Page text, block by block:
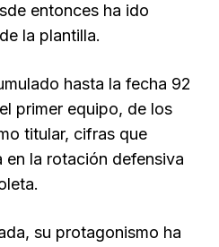
entonces ha ido
la plantilla.
hasta la fecha 92
primer equipo, de los
titular, cifras que
en la rotación defensiva
su protagonismo ha